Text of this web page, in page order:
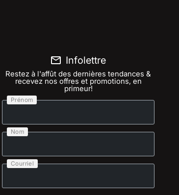
Infolettre
Restez à l'affût des dernières tendances &
recevez nos offres et promotions, en
primeur!
Prénom
Nom
Courriel